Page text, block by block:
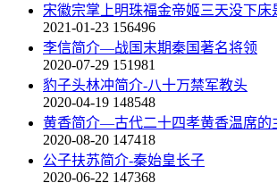
宋徽宗掌上明珠福金帝姬三天没下床
2021-01-23 156496
李信简介—战国末期秦国著名将领
2020-07-29 151981
豹子头林冲简介-八十万禁军教头
2020-04-19 148548
黄香简介—古代二十四孝黄香温席的
2020-08-20 147418
公子扶苏简介-秦始皇长子
2020-06-22 147368